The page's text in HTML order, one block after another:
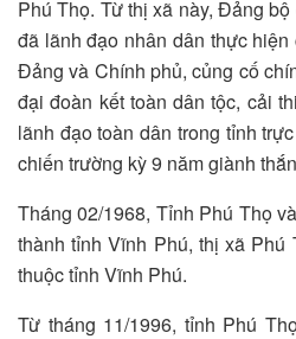
Phú Thọ. Từ thị xã này, Đảng
đã lãnh đạo nhân dân thực
Đảng và Chính phủ, củng cố
đại đoàn kết toàn dân tộc, cải
lãnh đạo toàn dân trong tỉnh
chiến trường kỳ 9 năm giành
Tháng 02/1968, Tỉnh Phú Thọ
thành tỉnh Vĩnh Phú, thị xã Phú
thuộc tỉnh Vĩnh Phú.
Từ tháng 11/1996, tỉnh Phú